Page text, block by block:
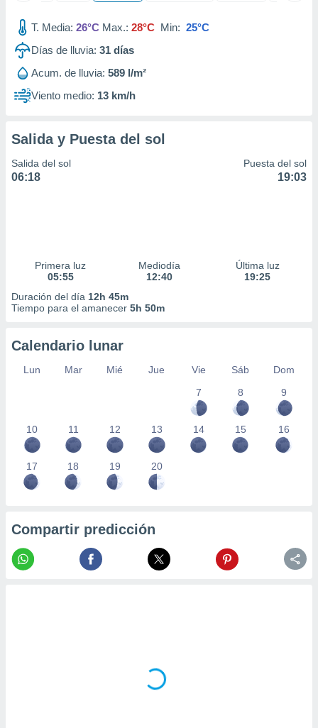
e
publicidad
publicidad
de
T. Media: 26°C Max.: 28°C Min: 25°C
Días de lluvia: 31 días
Acum. de lluvia: 589 l/m²
Viento medio: 13 km/h
Salida y Puesta del sol
Salida del sol
06:18
Puesta del sol
19:03
Primera luz
05:55
Mediodía
12:40
Última luz
19:25
Duración del día 12h 45m
Tiempo para el amanecer 5h 50m
Calendario lunar
Lun Mar Mié Jue Vie Sáb
Dom
7
8 9
10 11 12 13 14 15 16
17 18 19 20
Compartir predicción